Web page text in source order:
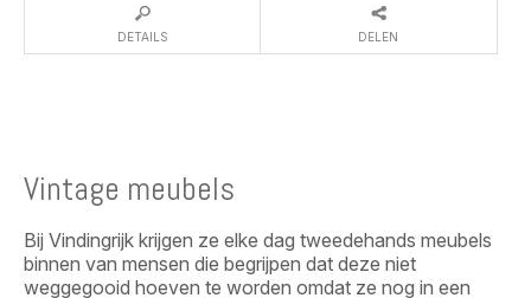
DETAILS DELEN
Vintage meubels
Bij Vindingrijk krijgen ze elke dag tweedehands meubels
binnen van mensen die begrijpen dat deze niet
weggegooid hoeven te worden omdat ze nog in een